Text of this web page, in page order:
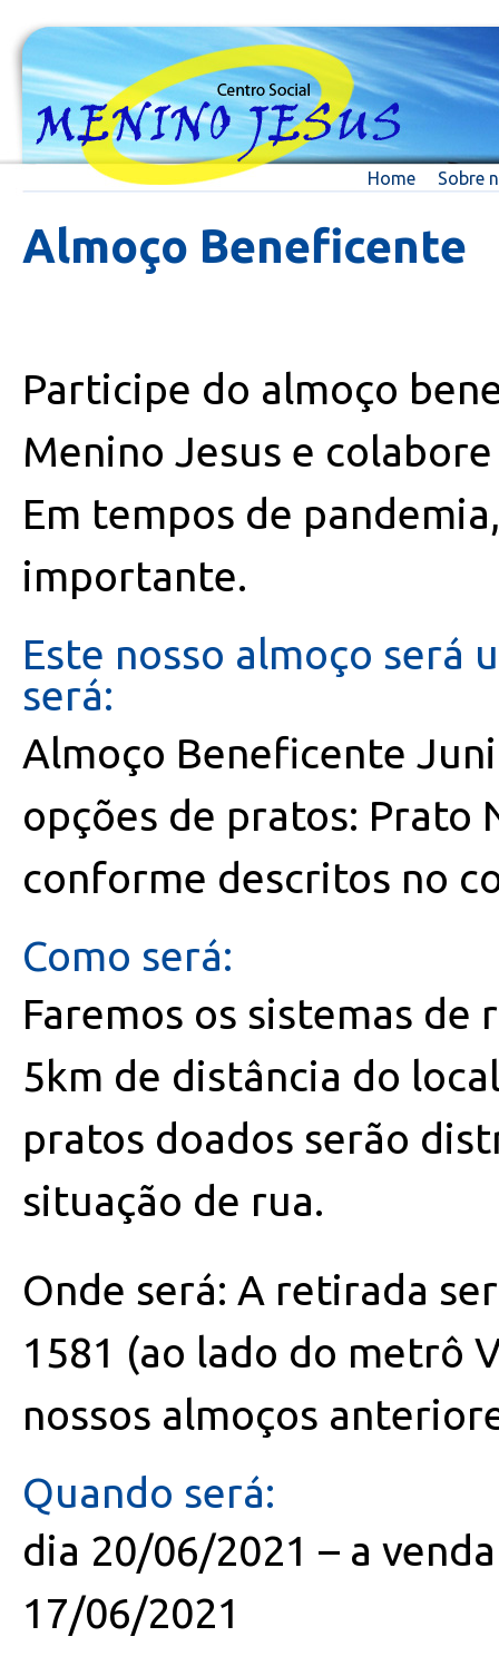
Home Sobre
Almoço Beneficente
Participe do almoço
Menino Jesus e
Em tempos de
importante.
Este nosso almoço será
será:
Almoço Beneficente
opções de pratos: Prato
conforme descritos no
Como será:
Faremos os sistemas
5km de distância do
pratos doados serão
situação de rua.
Onde será: A retirada
1581 (ao lado do metrô
nossos almoços
Quando será:
dia 20/06/2021 – a
17/06/2021